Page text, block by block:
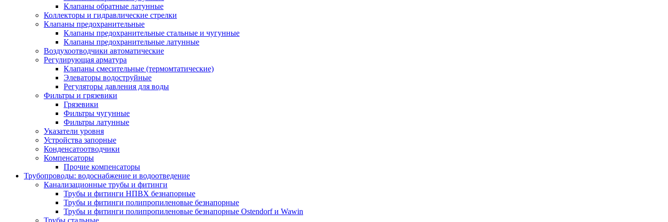
Клапаны обратные латунные
Коллекторы и гидравлические стрелки
Клапаны предохранительные
Клапаны предохранительные стальные и чугунные
Клапаны предохранительные латунные
Воздухоотводчики автоматические
Регулирующая арматура
Клапаны смесительные (термомтатические)
Элеваторы водоструйные
Регуляторы давления для воды
Фильтры и грязевики
Грязевики
Фильтры чугунные
Фильтры латунные
Указатели уровня
Устройства запорные
Конденсатоотводчики
Компенсаторы
Прочие компенсаторы
Трубопроводы: водоснабжение и водоотведение
Канализационные трубы и фитинги
Трубы и фитинги НПВХ безнапорные
Трубы и фитинги полипропиленовые безнапорные
Трубы и фитинги полипропиленовые безнапорные Ostendorf и Wawin
Трубы стальные